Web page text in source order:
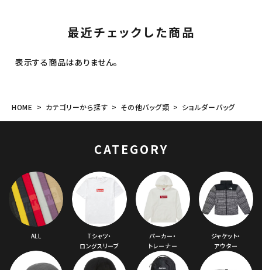
カテゴリーから探す
コラボレーションブランドから探す
シーズンから探す
価格から探す
円 ～
円
在庫のない商品を表示する
絞り込んで検索する
最近チェックした商品
表示する商品はありません。
HOME カテゴリーから探す その他バッグ類 ショルダーバッグ
CATEGORY
ALL
Tシャツ・
ロングスリーブ
パーカー・
トレーナー
ジャケット・
アウター